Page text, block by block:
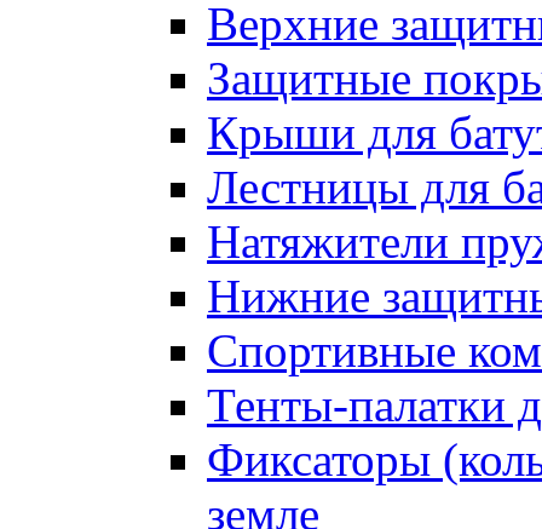
Верхние
Защитные
Крыши для
Лестницы для
Натяжители
Нижние
Спортивные
Тенты-палатки
Фиксаторы
земле